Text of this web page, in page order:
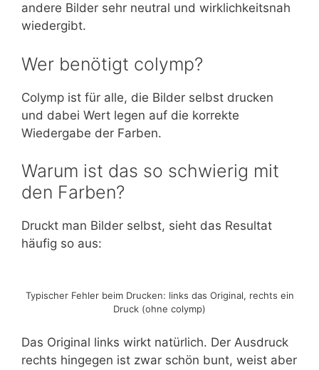
andere Bilder sehr neutral und wirklichkeitsnah
wiedergibt.
Wer benötigt colymp?
Colymp ist für alle, die Bilder selbst drucken
und dabei Wert legen auf die korrekte
Wiedergabe der Farben.
Warum ist das so schwierig mit
den Farben?
Druckt man Bilder selbst, sieht das Resultat
häufig so aus:
Typischer Fehler beim Drucken: links das Original, rechts ein
Druck (ohne colymp)
Das Original links wirkt natürlich. Der Ausdruck
rechts hingegen ist zwar schön bunt, weist aber